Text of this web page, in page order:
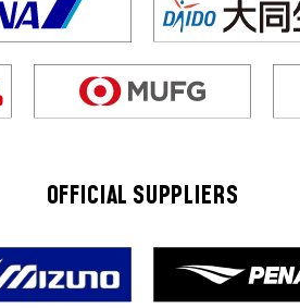
OFFICIAL SUPPLIERS